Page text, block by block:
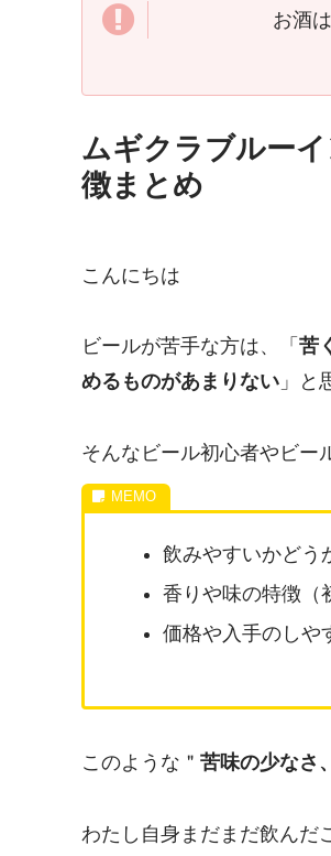
お酒
ムギクラブルー
徴まとめ
こんにちは
ビールが苦手な方は、「 苦
めるものがあまりない 」と
そんなビール初心者やビー
飲みやすいかどう
香りや味の特徴（
価格や入手のしや
このような＂ 苦味の少なさ
わたし自身まだまだ飲んだ